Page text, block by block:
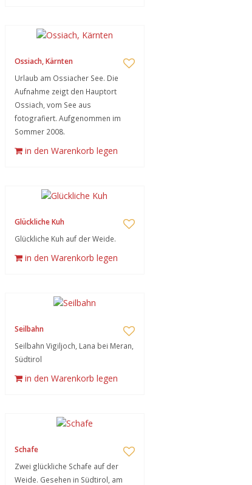
Ossiach, Kärnten
Urlaub am Ossiacher See. Die
Aufnahme zeigt den Hauptort
Ossiach, vom See aus
fotografiert. Aufgenommen im
Sommer 2008.
in den Warenkorb legen
Glückliche Kuh
Glückliche Kuh auf der Weide.
in den Warenkorb legen
Seilbahn
Seilbahn Vigiljoch, Lana bei Meran,
Südtirol
in den Warenkorb legen
Schafe
Zwei glückliche Schafe auf der
Weide. Gesehen in Südtirol, am